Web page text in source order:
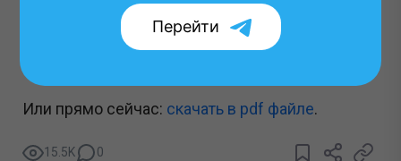
Для просмотра установите Adobe Reader
Или прямо сейчас: cкачать в pdf файле.
15.5K 0
Перейти